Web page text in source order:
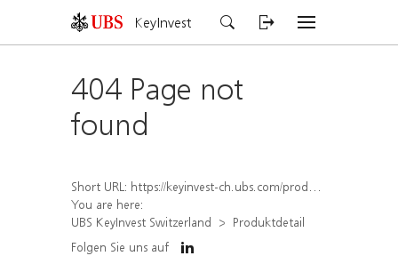
KeyInvest
404 Page not
found
Short URL: https://keyinvest-ch.ubs.com/produkt/detail/index/isin/CH1564520141
You are here:
UBS KeyInvest Switzerland
Produktdetail
Folgen Sie uns auf